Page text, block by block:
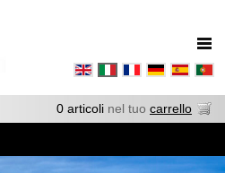
0 articoli nel tuo carrello